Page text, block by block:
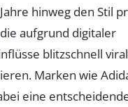
hinweg den Stil
aufgrund digitaler
blitzschnell
Marken wie
eine